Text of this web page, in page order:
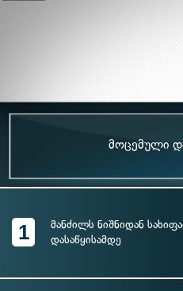
მოცემული
1
მანძილს ნიშნიდან
დასაწყისამდე